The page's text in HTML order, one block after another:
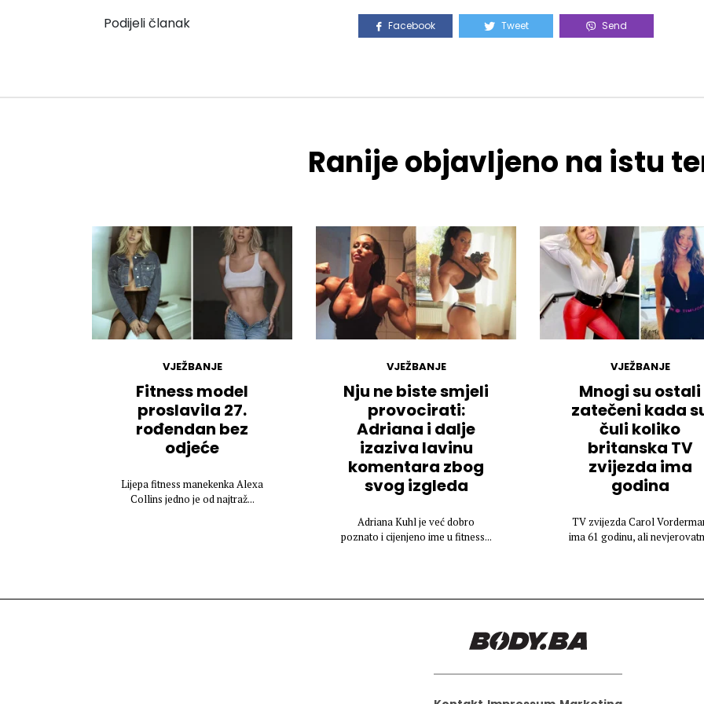
Podijeli članak Facebook Tweet Send
Ranije objavljeno na istu
VJEŽBANJE
Fitness model
proslavila 27.
rođendan bez
odjeće
Lijepa fitness manekenka Alexa
Collins jedno je od najtraž...
VJEŽBANJE
Nju ne biste smjeli
provocirati:
Adriana i dalje
izaziva lavinu
komentara zbog
svog izgleda
Adriana Kuhl je već dobro
poznato i cijenjeno ime u fitness...
VJEŽBANJE
Mnogi su ostali
zatečeni kada
čuli koliko
britanska TV
zvijezda ima
godina
TV zvijezda Carol
ima 61 godinu, ali